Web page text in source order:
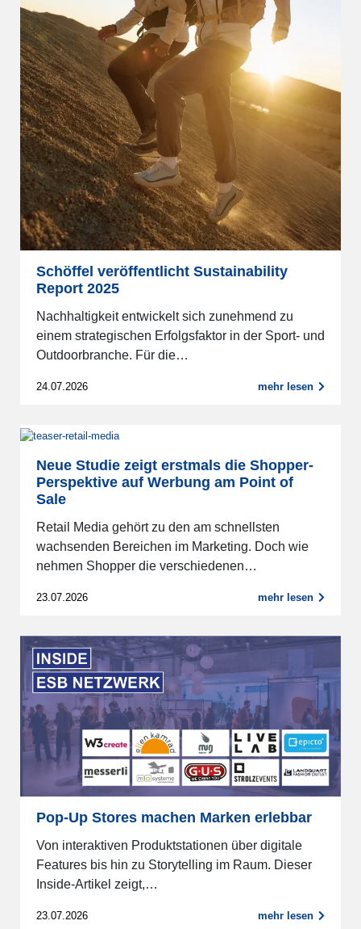
Schöffel veröffentlicht Sustainability
Report 2025
Nachhaltigkeit entwickelt sich zunehmend zu
einem strategischen Erfolgsfaktor in der Sport- und
Outdoorbranche. Für die…
24.07.2026 mehr lesen
Neue Studie zeigt erstmals die Shopper-
Perspektive auf Werbung am Point of
Sale
Retail Media gehört zu den am schnellsten
wachsenden Bereichen im Marketing. Doch wie
nehmen Shopper die verschiedenen…
23.07.2026 mehr lesen
Pop-Up Stores machen Marken erlebbar
Von interaktiven Produktstationen über digitale
Features bis hin zu Storytelling im Raum. Dieser
Inside-Artikel zeigt,…
23.07.2026 mehr lesen